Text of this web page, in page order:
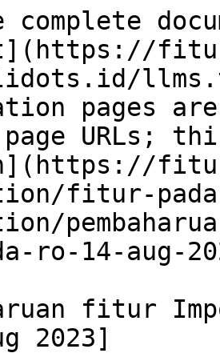
complete
pages
URLs;
fitur-
ro-14-aug-
fitur
2023]